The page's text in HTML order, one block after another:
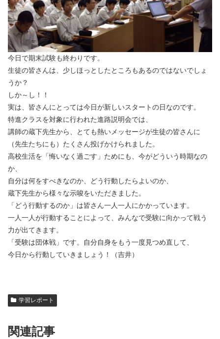
今日で期末試験も終わりです。
生徒の皆さんは、少しほっとしたところもあるのではないでしょ
うか？
しか～し！！
実は、皆さんにとっては今日が新しいスタートの日なのです。
特進クラスを対象に行われた進路説明会では、
講師の蔵下先生から、とても熱いメッセージが生徒の皆さんに
（先生たちにも）たくさん投げかけられました。
高校生活を「悔いなく過ごす」ためにも、今がどういう時期なの
か、
自分は何をすべきなのか、どう行動したらよいのか、
蔵下先生から様々な示唆をいただきました。
「どう行動するのか」は皆さん一人一人にかかっています。
一人一人が行動することによって、みんなで受験に向かって戦う
力が出てきます。
「受験は団体戦」です。自分自身をもう一度見つめ直して、
今日から行動していきましょう！（吉井）
学習レポート
関連記事